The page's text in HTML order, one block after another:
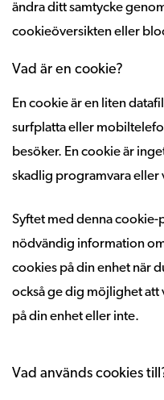
ändra ditt samtycke
cookieöversikten eller
Vad är en cookie?
En cookie är en liten
surfplatta eller
besöker. En cookie är
skadlig programvara eller
Syftet med denna cookie-
nödvändig information
cookies på din enhet när
också ge dig möjlighet att
på din enhet eller inte.
Vad används cookies